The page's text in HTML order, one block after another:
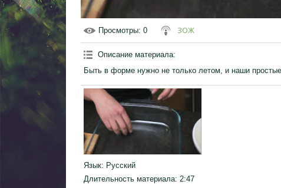
Просмотры: 0 ЗОЖ
Описание материала:
Быть в форме нужно не только летом, и наши
Язык: Русский
Длительность материала: 2:47